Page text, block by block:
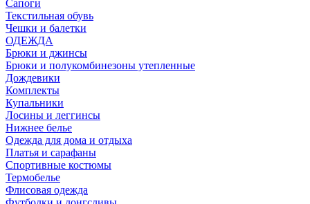
Сапоги
Текстильная обувь
Чешки и балетки
ОДЕЖДА
Брюки и джинсы
Брюки и полукомбинезоны утепленные
Дождевики
Комплекты
Купальники
Лосины и леггинсы
Нижнее белье
Одежда для дома и отдыха
Платья и сарафаны
Спортивные костюмы
Термобелье
Флисовая одежда